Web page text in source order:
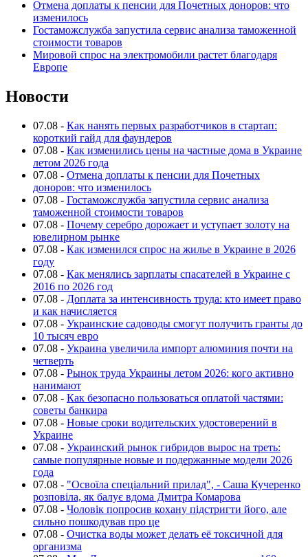
Отмена доплаты к пенсии для Почетных доноров: что
изменилось
Гостаможслужба запустила сервис анализа таможенной
стоимости товаров
Мировой спрос на электромобили растет благодаря
Европе
Новости
07.08 - Как нанять первых разработчиков в стартап:
короткий гайд для фаундеров
07.08 - Как изменились цены на частные дома в Украине
летом 2026 года
07.08 - Отмена доплаты к пенсии для Почетных
доноров: что изменилось
07.08 - Гостаможслужба запустила сервис анализа
таможенной стоимости товаров
07.08 - Почему серебро дорожает и уступает золоту на
ювелирном рынке
07.08 - Как изменился спрос на жилье в Украине в 2026
году
07.08 - Как менялись зарплаты спасателей в Украине с
2016 по 2026 год
07.08 - Доплата за интенсивность труда: кто имеет право
и как начисляется
07.08 - Украинские садоводы смогут получить гранты до
10 тысяч евро
07.08 - Украина увеличила импорт алюминия почти на
четверть
07.08 - Рынок труда Украины летом 2026: кого активно
нанимают
07.08 - Как безопасно пользоваться оплатой частями:
советы банкира
07.08 - Новые сроки водительских удостоверений в
Украине
07.08 - Украинский рынок гибридов вырос на треть:
самые популярные новые и подержанные модели 2026
года
07.08 - "Освоїла спеціальний прилад", - Саша Кучеренко
розповіла, як балує вдома Дмитра Комарова
07.08 - Чоловік попросив кохану підстригти його, але
сильно пошкодував про це
07.08 - Очистка воды может делать её токсичной для
организма